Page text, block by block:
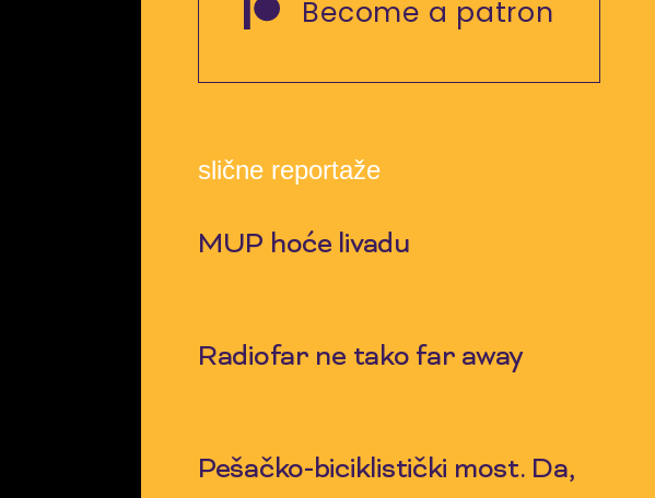
Become a patron
slične reportaže
MUP hoće livadu
Radiofar ne tako far away
Pešačko-biciklistički most. Da,